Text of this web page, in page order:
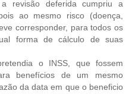
revisão deferida cumpriu a
ao mesmo risco (doença,
corresponder, para todos os
forma de cálculo de suas
o INSS, que fossem
benefícios de um mesmo
da data em que o beneficio